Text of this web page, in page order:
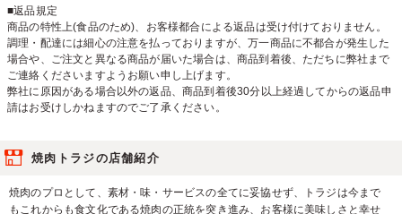
■返品規定
商品の特性上(食品のため)、お客様都合による返品は受け付けておりません。
調理・配達には細心の注意を払っておりますが、万一商品に不都合が発生した
場合や、ご注文と異なる商品が届いた場合は、商品到着後、ただちに弊社まで
ご連絡くださいますようお願い申し上げます。
弊社に原因がある場合以外の返品、商品到着後30分以上経過してからの返品申
請はお受けしかねますのでご了承ください。
焼肉トラジの店舗紹介
焼肉のプロとして、素材・味・サービスの全てに妥協せず、トラジは今まで
もこれからも食文化である焼肉の正統を突き進み、お客様に美味しさと幸せ